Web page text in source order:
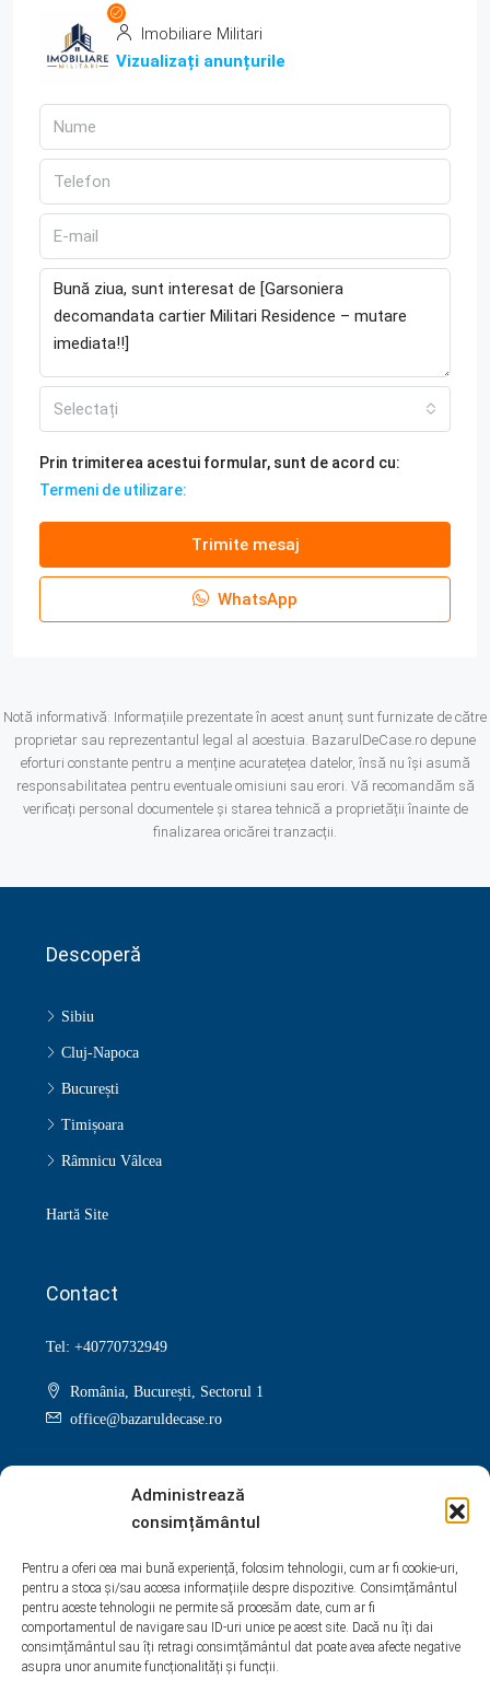
Administrează
consimțământul
Pentru a oferi cea mai bună experiență, folosim tehnologii, cum ar fi cookie-uri,
pentru a stoca și/sau accesa informațiile despre dispozitive. Consimțământul
pentru aceste tehnologii ne permite să procesăm date, cum ar fi
comportamentul de navigare sau ID-uri unice pe acest site. Dacă nu îți dai
consimțământul sau îți retragi consimțământul dat poate avea afecte negative
asupra unor anumite funcționalități și funcții.
Imobiliare Militari
Vizualizați anunțurile
Selectați
Prin trimiterea acestui formular, sunt de acord cu:
Termeni de utilizare:
Trimite mesaj
WhatsApp
Notă informativă: Informațiile prezentate în acest anunț sunt furnizate de către
proprietar sau reprezentantul legal al acestuia. BazarulDeCase.ro depune
eforturi constante pentru a menține acuratețea datelor, însă nu își asumă
responsabilitatea pentru eventuale omisiuni sau erori. Vă recomandăm să
verificați personal documentele și starea tehnică a proprietății înainte de
finalizarea oricărei tranzacții.
Descoperă
Sibiu
Cluj-Napoca
București
Timișoara
Râmnicu Vâlcea
Hartă Site
Contact
Tel: +40770732949
România, București, Sectorul 1
office@bazaruldecase.ro
Google + Youtube Pinterest Yelp
WhatsApp